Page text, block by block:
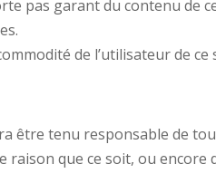
pas garant du contenu de
de l’utilisateur de ce
être tenu responsable de
raison que ce soit, ou